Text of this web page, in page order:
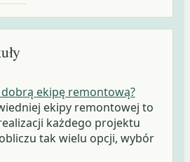
dobrą ekipę remontową?
ekipy remontowej to
każdego projektu
tak wielu opcji, wybór